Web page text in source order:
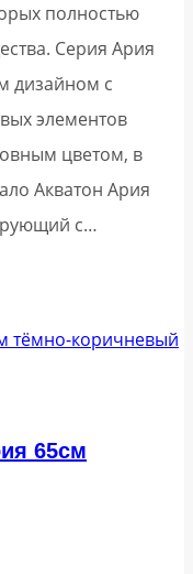
полностью
Серия Ария
дизайном с
элементов
цветом, в
Акватон Ария
с…
65см